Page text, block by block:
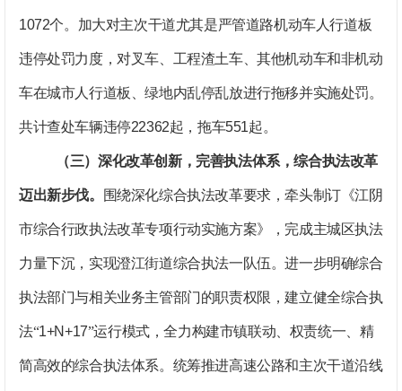
1072个。加大对主次干道尤其是严管道路机动车人行道板
违停处罚力度，对叉车、工程渣土车、其他机动车和非机动
车在城市人行道板、绿地内乱停乱放进行拖移并实施处罚。
共计查处车辆违停22362起，拖车551起。
（三）深化改革创新，完善执法体系，综合执法改革
迈出新步伐。 围绕深化综合执法改革要求，牵头制订《江阴
市综合行政执法改革专项行动实施方案》，完成主城区执法
力量下沉，实现澄江街道综合执法一队伍。进一步明确综合
执法部门与相关业务主管部门的职责权限，建立健全综合执
法“1+N+17”运行模式，全力构建市镇联动、权责统一、精
简高效的综合执法体系。统筹推进高速公路和主次干道沿线